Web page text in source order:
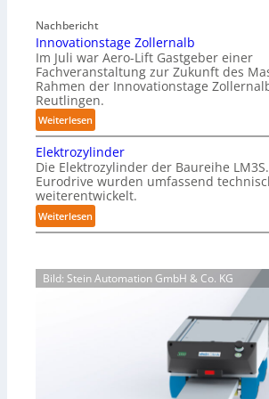
e
i
e
u
n
d
k
o
r
r
o
s
i
n
s
g
a
z
n
-
B
e
l
a
d
n
ü
Nachbericht
Innovationstage Zollernalb
Im Juli war Aero-Lift Gastgeber einer
Fachveranstaltung zur Zukunft des
Rahmen der Innovationstage
Reutlingen.
Weiterlesen:
I
n
n
o
v
a
t
o
n
Elektrozylinder
Die Elektrozylinder der Baureihe
Eurodrive wurden umfassend
weiterentwickelt.
Weiterlesen:
E
k
Bild: Stein Automation GmbH & Co. KG